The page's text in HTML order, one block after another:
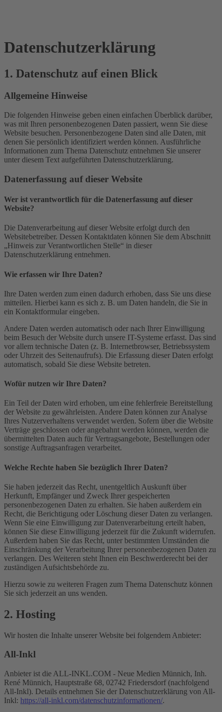
Datenschutz­erklärung
1. Datenschutz auf einen Blick
Allgemeine Hinweise
Die folgenden Hinweise geben einen einfachen Überblick darüber,
was mit Ihren personenbezogenen Daten passiert, wenn Sie diese
Website besuchen. Personenbezogene Daten sind alle Daten, mit
denen Sie persönlich identifiziert werden können. Ausführliche
Informationen zum Thema Datenschutz entnehmen Sie unserer
unter diesem Text aufgeführten Datenschutzerklärung.
Datenerfassung auf dieser Website
Wer ist verantwortlich für die Datenerfassung auf dieser
Website?
Die Datenverarbeitung auf dieser Website erfolgt durch den
Websitebetreiber. Dessen Kontaktdaten können Sie dem Abschnitt
„Hinweis zur Verantwortlichen Stelle“ in dieser
Datenschutzerklärung entnehmen.
Wie erfassen wir Ihre Daten?
Ihre Daten werden zum einen dadurch erhoben, dass Sie uns diese
mitteilen. Hierbei kann es sich z. B. um Daten handeln, die Sie in
ein Kontaktformular eingeben.
Andere Daten werden automatisch oder nach Ihrer Einwilligung
beim Besuch der Website durch unsere IT-Systeme erfasst. Das sind
vor allem technische Daten (z. B. Internetbrowser, Betriebssystem
oder Uhrzeit des Seitenaufrufs). Die Erfassung dieser Daten erfolgt
automatisch, sobald Sie diese Website betreten.
Wofür nutzen wir Ihre Daten?
Ein Teil der Daten wird erhoben, um eine fehlerfreie Bereitstellung
der Website zu gewährleisten. Andere Daten können zur Analyse
Ihres Nutzerverhaltens verwendet werden. Sofern über die Website
Verträge geschlossen oder angebahnt werden können, werden die
übermittelten Daten auch für Vertragsangebote, Bestellungen oder
sonstige Auftragsanfragen verarbeitet.
Welche Rechte haben Sie bezüglich Ihrer Daten?
Sie haben jederzeit das Recht, unentgeltlich Auskunft über
Herkunft, Empfänger und Zweck Ihrer gespeicherten
personenbezogenen Daten zu erhalten. Sie haben außerdem ein
Recht, die Berichtigung oder Löschung dieser Daten zu verlangen.
Wenn Sie eine Einwilligung zur Datenverarbeitung erteilt haben,
können Sie diese Einwilligung jederzeit für die Zukunft widerrufen.
Außerdem haben Sie das Recht, unter bestimmten Umständen die
Einschränkung der Verarbeitung Ihrer personenbezogenen Daten zu
verlangen. Des Weiteren steht Ihnen ein Beschwerderecht bei der
zuständigen Aufsichtsbehörde zu.
Hierzu sowie zu weiteren Fragen zum Thema Datenschutz können
Sie sich jederzeit an uns wenden.
2. Hosting
Wir hosten die Inhalte unserer Website bei folgendem Anbieter:
All-Inkl
Anbieter ist die ALL-INKL.COM - Neue Medien Münnich, Inh.
René Münnich, Hauptstraße 68, 02742 Friedersdorf (nachfolgend
All-Inkl). Details entnehmen Sie der Datenschutzerklärung von All-
Inkl: https://all-inkl.com/datenschutzinformationen/.